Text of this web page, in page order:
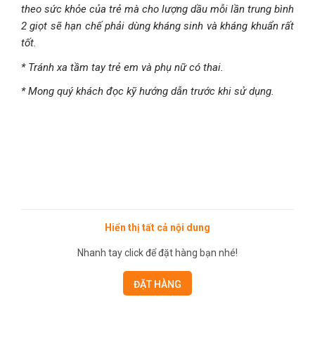
theo sức khỏe của trẻ mà cho lượng dầu mỗi lần trung bình
2 giọt sẽ hạn chế phải dùng kháng sinh và kháng khuẩn rất
tốt.
* Tránh xa tầm tay trẻ em và phụ nữ có thai.
* Mong quý khách đọc kỹ hướng dẫn trước khi sử dụng.
Hiển thị tất cả nội dung
Nhanh tay click để đặt hàng bạn nhé!
ĐẶT HÀNG